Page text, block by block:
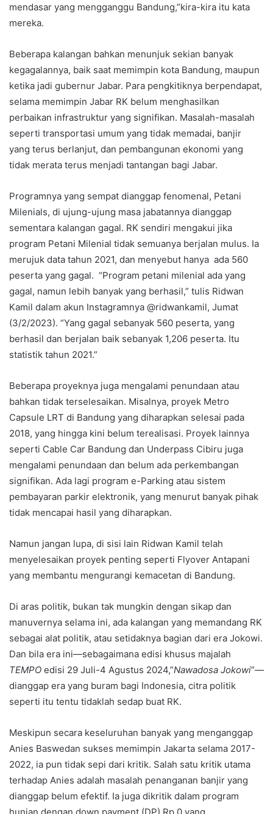
mendasar yang mengganggu Bandung,”kira-kira itu kata
mereka.
Beberapa kalangan bahkan menunjuk sekian banyak
kegagalannya, baik saat memimpin kota Bandung, maupun
ketika jadi gubernur Jabar. Para pengkitiknya berpendapat,
selama memimpin Jabar RK belum menghasilkan
perbaikan infrastruktur yang signifikan. Masalah-masalah
seperti transportasi umum yang tidak memadai, banjir
yang terus berlanjut, dan pembangunan ekonomi yang
tidak merata terus menjadi tantangan bagi Jabar.
Programnya yang sempat dianggap fenomenal, Petani
Milenials, di ujung-ujung masa jabatannya dianggap
sementara kalangan gagal. RK sendiri mengakui jika
program Petani Milenial tidak semuanya berjalan mulus. Ia
merujuk data tahun 2021, dan menyebut hanya ada 560
peserta yang gagal. “Program petani milenial ada yang
gagal, namun lebih banyak yang berhasil,” tulis Ridwan
Kamil dalam akun Instagramnya @ridwankamil, Jumat
(3/2/2023). “Yang gagal sebanyak 560 peserta, yang
berhasil dan berjalan baik sebanyak 1,206 peserta. Itu
statistik tahun 2021.”
Beberapa proyeknya juga mengalami penundaan atau
bahkan tidak terselesaikan. Misalnya, proyek Metro
Capsule LRT di Bandung yang diharapkan selesai pada
2018, yang hingga kini belum terealisasi. Proyek lainnya
seperti Cable Car Bandung dan Underpass Cibiru juga
mengalami penundaan dan belum ada perkembangan
signifikan. Ada lagi program e-Parking atau sistem
pembayaran parkir elektronik, yang menurut banyak pihak
tidak mencapai hasil yang diharapkan.
Namun jangan lupa, di sisi lain Ridwan Kamil telah
menyelesaikan proyek penting seperti Flyover Antapani
yang membantu mengurangi kemacetan di Bandung.
Di aras politik, bukan tak mungkin dengan sikap dan
manuvernya selama ini, ada kalangan yang memandang RK
sebagai alat politik, atau setidaknya bagian dari era Jokowi.
Dan bila era ini—sebagaimana edisi khusus majalah
TEMPO edisi 29 Juli-4 Agustus 2024,”Nawadosa Jokowi”—
dianggap era yang buram bagi Indonesia, citra politik
seperti itu tentu tidaklah sedap buat RK.
Meskipun secara keseluruhan banyak yang menganggap
Anies Baswedan sukses memimpin Jakarta selama 2017-
2022, ia pun tidak sepi dari kritik. Salah satu kritik utama
terhadap Anies adalah masalah penanganan banjir yang
dianggap belum efektif. Ia juga dikritik dalam program